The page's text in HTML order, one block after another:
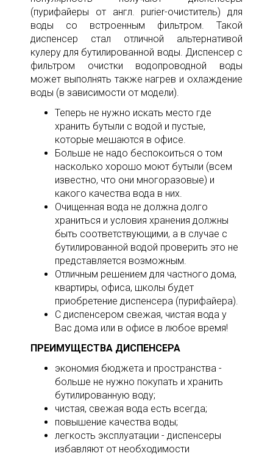
(пурифайеры от англ. purier-очиститель) для
воды со встроенным фильтром. Такой
диспенсер стал отличной альтернативой
кулеру для бутилированной воды. Диспенсер с
фильтром очистки водопроводной воды
может выполнять также нагрев и охлаждение
воды (в зависимости от модели).
Теперь не нужно искать место где
хранить бутыли с водой и пустые,
которые мешаются в офисе.
Больше не надо беспокоиться о том
насколько хорошо моют бутыли (всем
известно, что они многоразовые) и
какого качества вода в них.
Очищенная вода не должна долго
храниться и условия хранения должны
быть соответствующими, а в случае с
бутилированной водой проверить это не
представляется возможным.
Отличным решением для частного дома,
квартиры, офиса, школы будет
приобретение диспенсера (пурифайера).
С диспенсером свежая, чистая вода у
Вас дома или в офисе в любое время!
ПРЕИМУЩЕСТВА ДИСПЕНСЕРА
экономия бюджета и пространства -
больше не нужно покупать и хранить
бутилированную воду;
чистая, свежая вода есть всегда;
повышение качества воды;
легкость эксплуатации - диспенсеры
избавляют от необходимости